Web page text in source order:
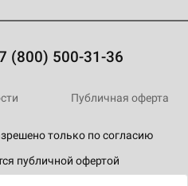
(800) 500-31-36
только по согласию
публичной офертой
Публичная оферта